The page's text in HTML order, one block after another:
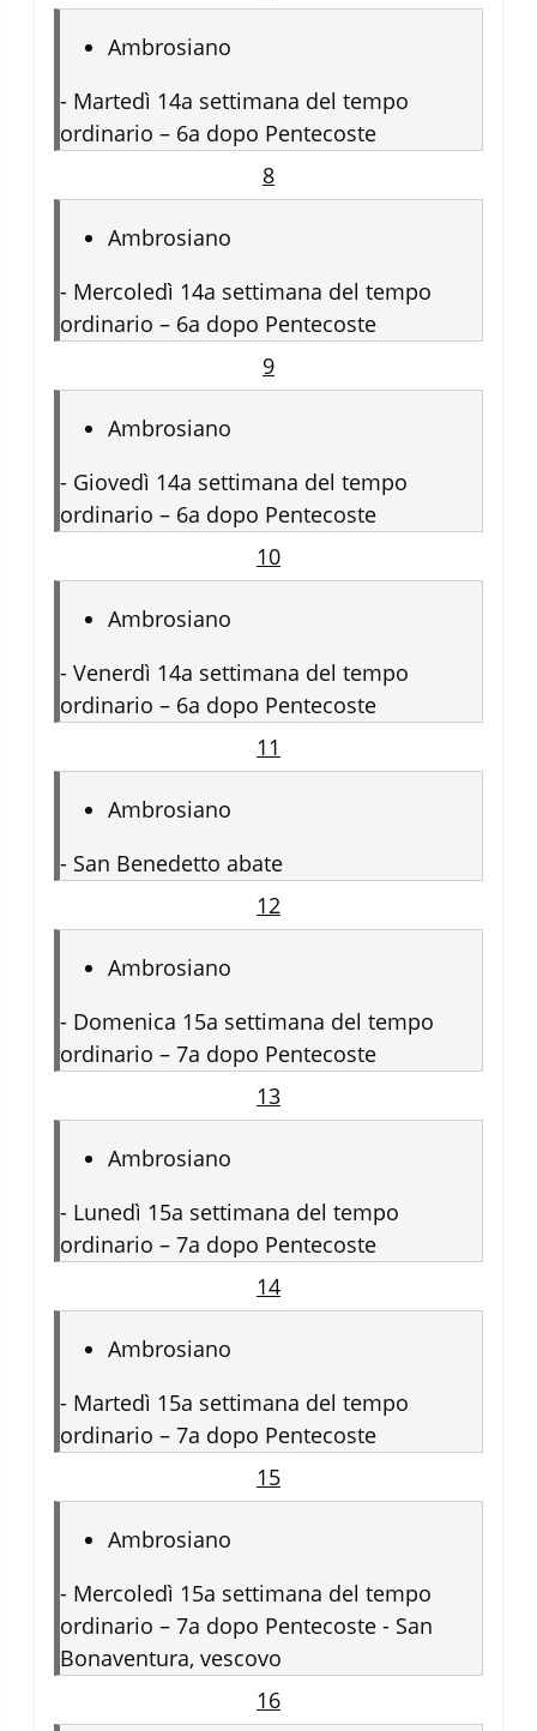
Ambrosiano
- Martedì 14a settimana del tempo
ordinario – 6a dopo Pentecoste
8
Ambrosiano
- Mercoledì 14a settimana del tempo
ordinario – 6a dopo Pentecoste
9
Ambrosiano
- Giovedì 14a settimana del tempo
ordinario – 6a dopo Pentecoste
10
Ambrosiano
- Venerdì 14a settimana del tempo
ordinario – 6a dopo Pentecoste
11
Ambrosiano
- San Benedetto abate
12
Ambrosiano
- Domenica 15a settimana del tempo
ordinario – 7a dopo Pentecoste
13
Ambrosiano
- Lunedì 15a settimana del tempo
ordinario – 7a dopo Pentecoste
14
Ambrosiano
- Martedì 15a settimana del tempo
ordinario – 7a dopo Pentecoste
15
Ambrosiano
- Mercoledì 15a settimana del tempo
ordinario – 7a dopo Pentecoste - San
Bonaventura, vescovo
16